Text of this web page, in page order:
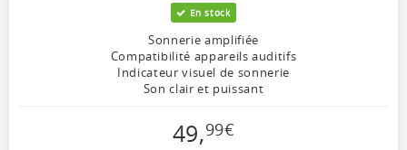
En stock
Sonnerie amplifiée
Compatibilité appareils auditifs
Indicateur visuel de sonnerie
Son clair et puissant
49,99€